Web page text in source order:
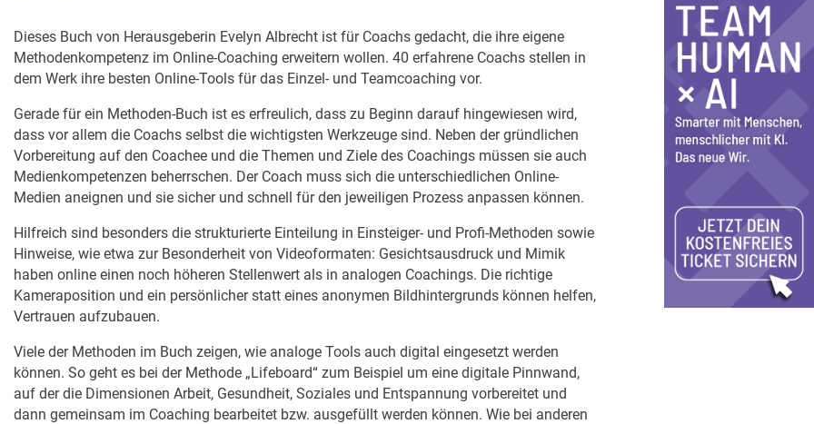
Dieses Buch von Herausgeberin Evelyn Albrecht ist für Coachs gedacht, die ihre eigene
Methodenkompetenz im Online-Coaching erweitern wollen. 40 erfahrene Coachs stellen in
dem Werk ihre besten Online-Tools für das Einzel- und Teamcoaching vor.
Gerade für ein Methoden-Buch ist es erfreulich, dass zu Beginn darauf hingewiesen wird,
dass vor allem die Coachs selbst die wichtigsten Werkzeuge sind. Neben der gründlichen
Vorbereitung auf den Coachee und die Themen und Ziele des Coachings müssen sie auch
Medienkompetenzen beherrschen. Der Coach muss sich die unterschiedlichen Online-
Medien aneignen und sie sicher und schnell für den jeweiligen Prozess anpassen können.
Hilfreich sind besonders die strukturierte Einteilung in Einsteiger- und Profi-Methoden sowie
Hinweise, wie etwa zur Besonderheit von Videoformaten: Gesichtsausdruck und Mimik
haben online einen noch höheren Stellenwert als in analogen Coachings. Die richtige
Kameraposition und ein persönlicher statt eines anonymen Bildhintergrunds können helfen,
Vertrauen aufzubauen.
Viele der Methoden im Buch zeigen, wie analoge Tools auch digital eingesetzt werden
können. So geht es bei der Methode „Lifeboard“ zum Beispiel um eine digitale Pinnwand,
auf der die Dimensionen Arbeit, Gesundheit, Soziales und Entspannung vorbereitet und
dann gemeinsam im Coaching bearbeitet bzw. ausgefüllt werden können. Wie bei anderen